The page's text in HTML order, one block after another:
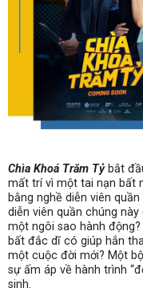
Chìa Khoá Trăm Tỷbắt
mất trí vì một tai nạn bất
bằng nghề diễn viên
diễn viên quần chúng
một ngôi sao hành
bất đắc dĩ có giúp hắn
một cuộc đời mới? Một
sự ấm áp về hành trình
sinh.